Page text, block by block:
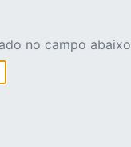
no campo abaixo